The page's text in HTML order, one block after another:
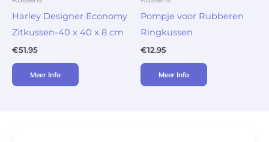
Harley Designer Economy
Zitkussen-40 x 40 x 8 cm
€51.95
Meer Info
Pompje voor Rubberen
Ringkussen
€12.95
Meer Info